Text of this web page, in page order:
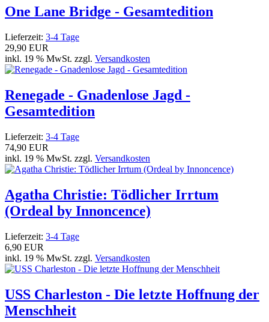
One Lane Bridge - Gesamtedition
Lieferzeit: 3-4 Tage
29,90 EUR
inkl. 19 % MwSt. zzgl. Versandkosten
Renegade - Gnadenlose Jagd -
Gesamtedition
Lieferzeit: 3-4 Tage
74,90 EUR
inkl. 19 % MwSt. zzgl. Versandkosten
Agatha Christie: Tödlicher Irrtum
(Ordeal by Innoncence)
Lieferzeit: 3-4 Tage
6,90 EUR
inkl. 19 % MwSt. zzgl. Versandkosten
USS Charleston - Die letzte Hoffnung der
Menschheit